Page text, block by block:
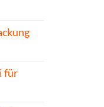
für